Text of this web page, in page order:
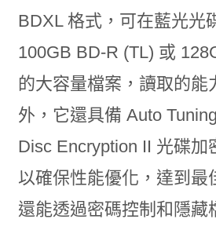
BDXL 格式，可在藍光光
100GB BD-R (TL) 或
的大容量檔案，讀取的能
外，它還具備 Auto
Disc Encryption II 光碟加
以確保性能優化，達到最
還能透過密碼控制和隱藏